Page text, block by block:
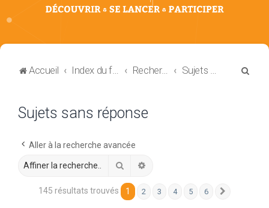
Accueil Index du forum Rechercher Sujets sans réponse
Sujets sans réponse
Aller à la recherche avancée
Rechercher
145 résultats trouvés 1 2 3 4 5 6